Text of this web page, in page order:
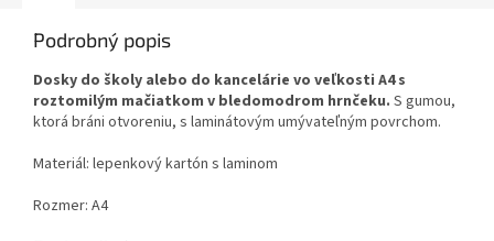
Podrobný popis
Dosky do školy alebo do kancelárie vo veľkosti A4 s
roztomilým mačiatkom v bledomodrom hrnčeku. S gumou,
ktorá bráni otvoreniu, s laminátovým umývateľným povrchom.
Materiál: lepenkový kartón s laminom
Rozmer: A4